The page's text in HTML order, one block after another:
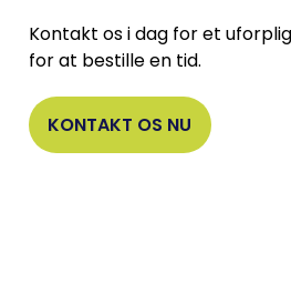
Kontakt os i dag for et
for at bestille en tid.
KONTAKT OS NU